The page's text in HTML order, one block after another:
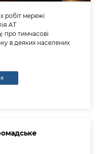
робіт мережі
АТ
про тимчасові
в деяких населених